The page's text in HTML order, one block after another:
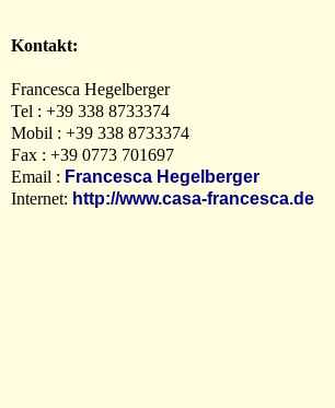
Kontakt:
Francesca Hegelberger
Tel : +39 338 8733374
Mobil : +39 338 8733374
Fax : +39 0773 701697
Email : Francesca Hegelberger
Internet: http://www.casa-francesca.de